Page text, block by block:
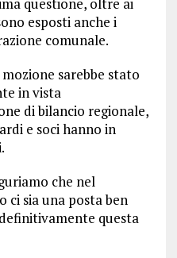
esposti anche i
comunale.
sarebbe stato
in vista
di bilancio regionale,
e soci hanno in
che nel
ci sia una posta ben
questa